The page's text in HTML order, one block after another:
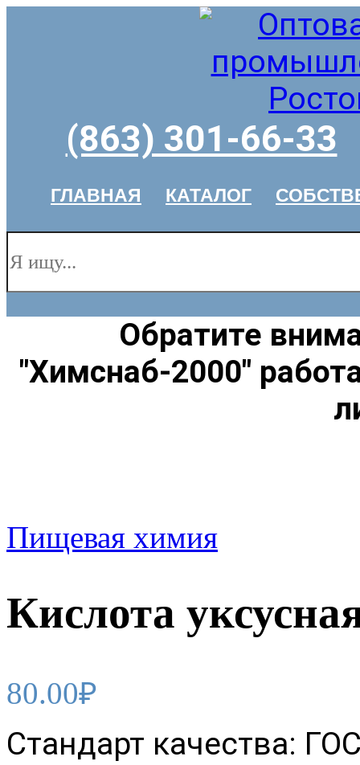
(863) 301-66-33
ГЛАВНАЯ КАТАЛОГ
Обратите
"Химснаб-2000"
Пищевая химия
Кислота
80.00₽
Стандарт качества: